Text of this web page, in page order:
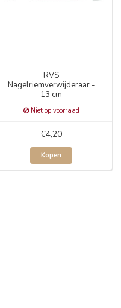
RVS
Nagelriemverwijderaar -
13 cm
Niet op voorraad
€4,20
Kopen